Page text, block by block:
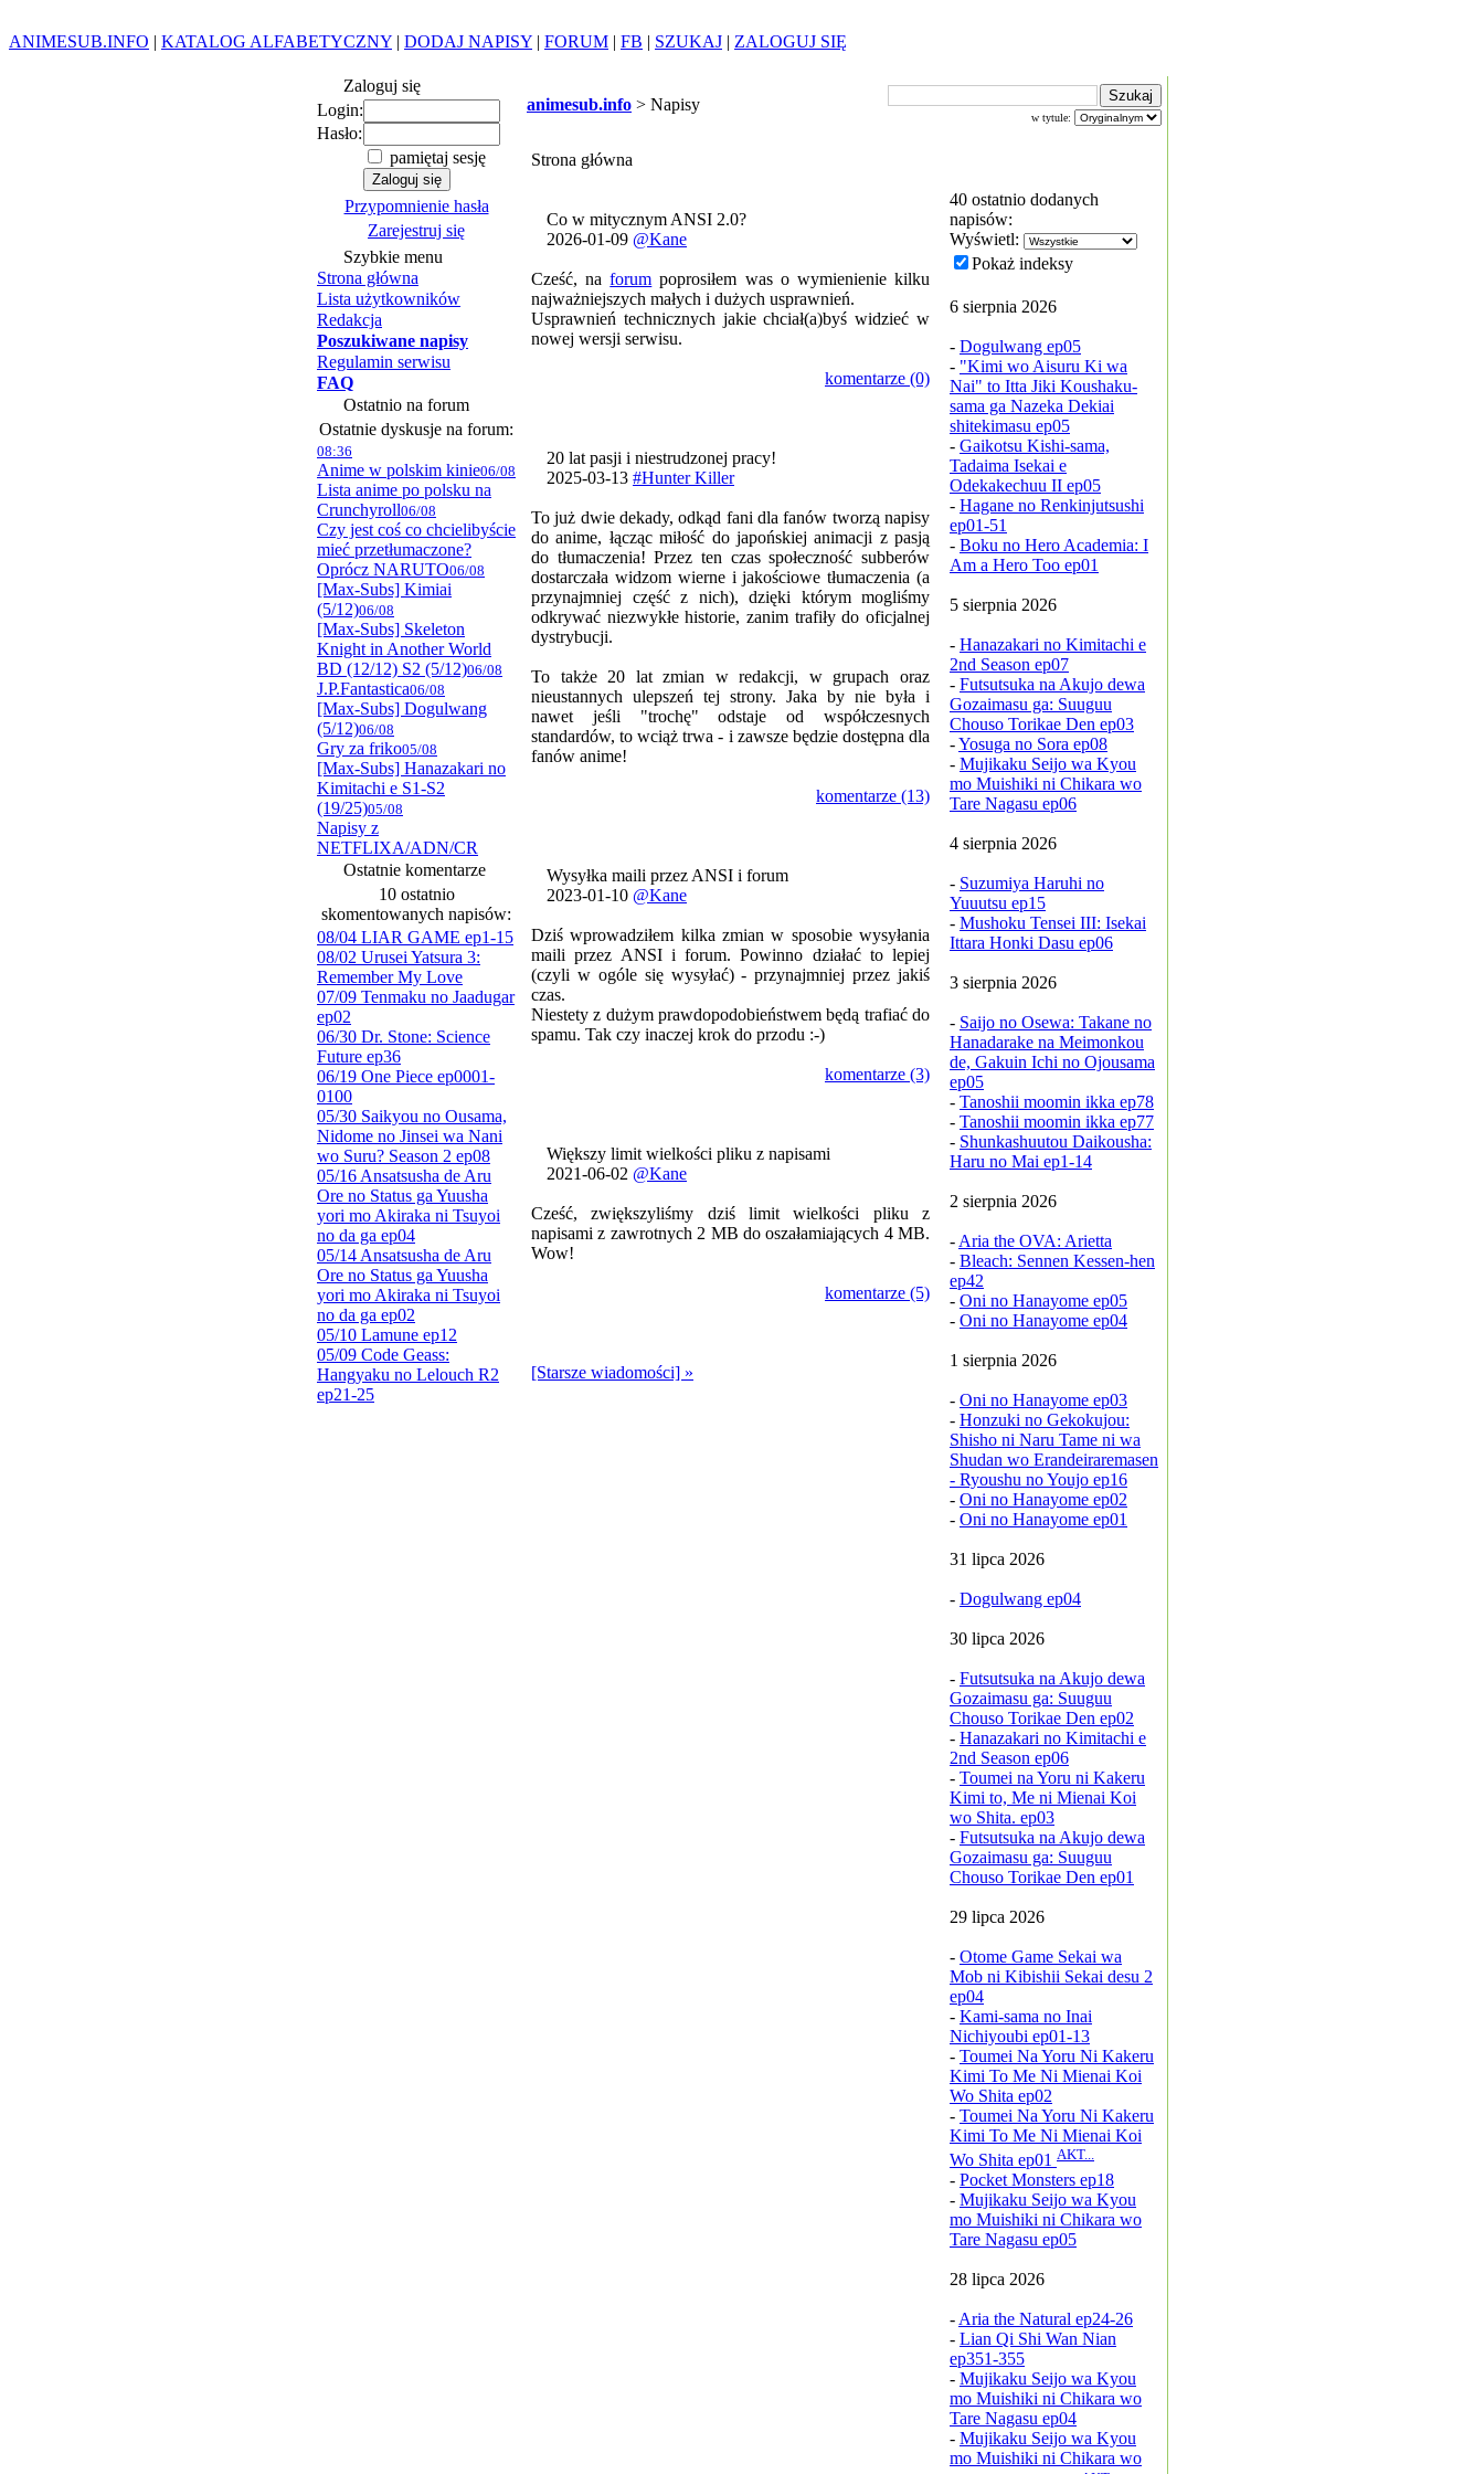
ANIMESUB.INFO | KATALOG ALFABETYCZNY | DODAJ NAPISY | FORUM | FB | SZUKAJ | ZALOGUJ SIĘ
Zaloguj się
Login:
Hasło:
pamiętaj sesję
Przypomnienie hasła
Zarejestruj się
Szybkie menu
Strona główna
Lista użytkowników
Redakcja
Poszukiwane napisy
Regulamin serwisu
FAQ
Ostatnio na forum
Ostatnie dyskusje na forum:
08:36
Anime w polskim kinie06/08
Lista anime po polsku na
Crunchyroll06/08
Czy jest coś co chcielibyście
mieć przetłumaczone?
Oprócz NARUTO06/08
[Max-Subs] Kimiai
(5/12)06/08
[Max-Subs] Skeleton
Knight in Another World
BD (12/12) S2 (5/12)06/08
J.P.Fantastica06/08
[Max-Subs] Dogulwang
(5/12)06/08
Gry za friko05/08
[Max-Subs] Hanazakari no
Kimitachi e S1-S2
(19/25)05/08
Napisy z
NETFLIXA/ADN/CR
Ostatnie komentarze
10 ostatnio
skomentowanych napisów:
08/04 LIAR GAME ep1-15
08/02 Urusei Yatsura 3:
Remember My Love
07/09 Tenmaku no Jaadugar
ep02
06/30 Dr. Stone: Science
Future ep36
06/19 One Piece ep0001-
0100
05/30 Saikyou no Ousama,
Nidome no Jinsei wa Nani
wo Suru? Season 2 ep08
05/16 Ansatsusha de Aru
Ore no Status ga Yuusha
yori mo Akiraka ni Tsuyoi
no da ga ep04
05/14 Ansatsusha de Aru
Ore no Status ga Yuusha
yori mo Akiraka ni Tsuyoi
no da ga ep02
05/10 Lamune ep12
05/09 Code Geass:
Hangyaku no Lelouch R2
ep21-25
animesub.info > Napisy
w tytule:
Strona główna
Co w mitycznym ANSI 2.0?
2026-01-09 @Kane
Cześć, naforum poprosiłem was o wymienienie kilku
najważniejszych małych i dużych usprawnień.
Usprawnień technicznych jakie chciał(a)byś widzieć w
nowej wersji serwisu.
komentarze (0)
20 lat pasji i niestrudzonej pracy!
2025-03-13 #Hunter Killer
To już dwie dekady, odkąd fani dla fanów tworzą napisy
do anime, łącząc miłość do japońskiej animacji z pasją
do tłumaczenia! Przez ten czas społeczność subberów
dostarczała widzom wierne i jakościowe tłumaczenia (a
przynajmniej część z nich), dzięki którym mogliśmy
odkrywać niezwykłe historie, zanim trafiły do oficjalnej
dystrybucji.
To także 20 lat zmian w redakcji, w grupach oraz
nieustannych ulepszeń tej strony. Jaka by nie była i
nawet jeśli "trochę" odstaje od współczesnych
standardów, to wciąż trwa - i zawsze będzie dostępna dla
fanów anime!
komentarze (13)
Wysyłka maili przez ANSI i forum
2023-01-10 @Kane
Dziś wprowadziłem kilka zmian w sposobie wysyłania
maili przez ANSI i forum. Powinno działać to lepiej
(czyli w ogóle się wysyłać) - przynajmniej przez jakiś
czas.
Niestety z dużym prawdopodobieństwem będą trafiać do
spamu. Tak czy inaczej krok do przodu :-)
komentarze (3)
Większy limit wielkości pliku z napisami
2021-06-02 @Kane
Cześć, zwiększyliśmy dziś limit wielkości pliku z
napisami z zawrotnych 2 MB do oszałamiających 4 MB.
Wow!
komentarze (5)
[Starsze wiadomości] »
40 ostatnio dodanych
napisów:
Wyświetl:
Pokaż indeksy
6 sierpnia 2026
- Dogulwang ep05
- "Kimi wo Aisuru Ki wa
Nai" to Itta Jiki Koushaku-
sama ga Nazeka Dekiai
shitekimasu ep05
- Gaikotsu Kishi-sama,
Tadaima Isekai e
Odekakechuu II ep05
- Hagane no Renkinjutsushi
ep01-51
- Boku no Hero Academia: I
Am a Hero Too ep01
5 sierpnia 2026
- Hanazakari no Kimitachi e
2nd Season ep07
- Futsutsuka na Akujo dewa
Gozaimasu ga: Suuguu
Chouso Torikae Den ep03
-Yosuga no Sora ep08
- Mujikaku Seijo wa Kyou
mo Muishiki ni Chikara wo
Tare Nagasu ep06
4 sierpnia 2026
- Suzumiya Haruhi no
Yuuutsu ep15
- Mushoku Tensei III: Isekai
Ittara Honki Dasu ep06
3 sierpnia 2026
- Saijo no Osewa: Takane no
Hanadarake na Meimonkou
de, Gakuin Ichi no Ojousama
ep05
- Tanoshii moomin ikka ep78
- Tanoshii moomin ikka ep77
- Shunkashuutou Daikousha:
Haru no Mai ep1-14
2 sierpnia 2026
- Aria the OVA: Arietta
- Bleach: Sennen Kessen-hen
ep42
- Oni no Hanayome ep05
- Oni no Hanayome ep04
1 sierpnia 2026
- Oni no Hanayome ep03
- Honzuki no Gekokujou:
Shisho ni Naru Tame ni wa
Shudan wo Erandeiraremasen
- Ryoushu no Youjo ep16
- Oni no Hanayome ep02
- Oni no Hanayome ep01
31 lipca 2026
- Dogulwang ep04
30 lipca 2026
- Futsutsuka na Akujo dewa
Gozaimasu ga: Suuguu
Chouso Torikae Den ep02
- Hanazakari no Kimitachi e
2nd Season ep06
- Toumei na Yoru ni Kakeru
Kimi to, Me ni Mienai Koi
wo Shita. ep03
- Futsutsuka na Akujo dewa
Gozaimasu ga: Suuguu
Chouso Torikae Den ep01
29 lipca 2026
- Otome Game Sekai wa
Mob ni Kibishii Sekai desu 2
ep04
- Kami-sama no Inai
Nichiyoubi ep01-13
- Toumei Na Yoru Ni Kakeru
Kimi To Me Ni Mienai Koi
Wo Shita ep02
- Toumei Na Yoru Ni Kakeru
Kimi To Me Ni Mienai Koi
Wo Shita ep01 AKT...
- Pocket Monsters ep18
- Mujikaku Seijo wa Kyou
mo Muishiki ni Chikara wo
Tare Nagasu ep05
28 lipca 2026
- Aria the Natural ep24-26
- Lian Qi Shi Wan Nian
ep351-355
- Mujikaku Seijo wa Kyou
mo Muishiki ni Chikara wo
Tare Nagasu ep04
- Mujikaku Seijo wa Kyou
mo Muishiki ni Chikara wo